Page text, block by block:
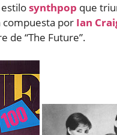
synthpop que
compuesta por Ian
de “The Future”.